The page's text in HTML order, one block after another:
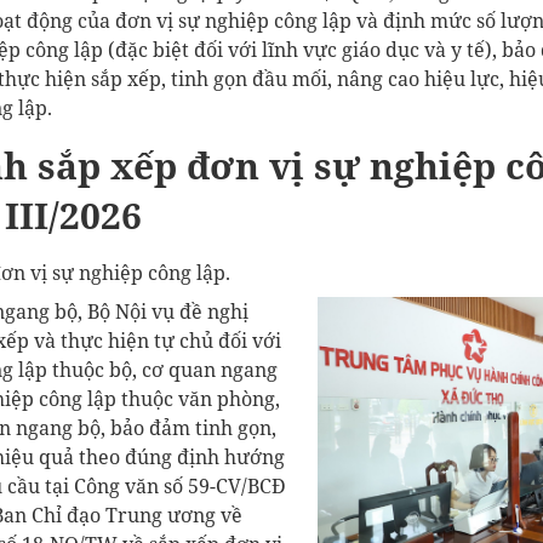
động của đơn vị sự nghiệp công lập và định mức số
công lập (đặc biệt đối với lĩnh vực giáo dục và y tế),
hiện sắp xếp, tinh gọn đầu mối, nâng cao hiệu lực,
lập.
sắp xếp đơn vị sự nghiệp
2026
vị sự nghiệp công lập.
bộ, Bộ Nội vụ đề nghị
và thực hiện tự chủ đối với
lập thuộc bộ, cơ quan ngang
công lập thuộc văn phòng,
ngang bộ, bảo đảm tinh gọn,
quả theo đúng định hướng
tại Công văn số 59-CV/BCĐ
Chỉ đạo Trung ương về